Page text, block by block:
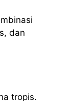
dan
tropis.